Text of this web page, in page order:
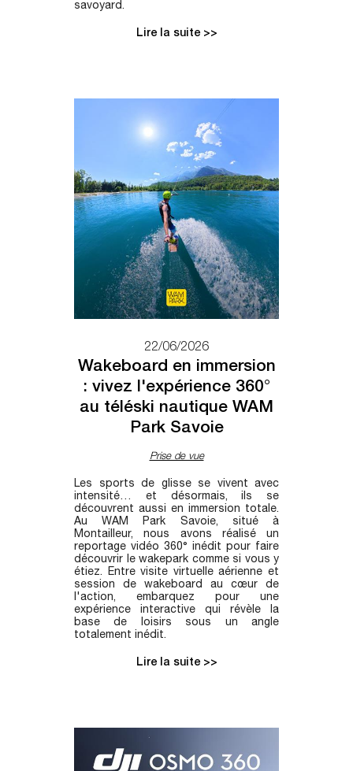
savoyard.
Lire la suite >>
22/06/2026
Wakeboard en immersion
: vivez l'expérience 360°
au téléski nautique WAM
Park Savoie
Prise de vue
Les sports de glisse se vivent avec
intensité… et désormais, ils se
découvrent aussi en immersion totale.
Au WAM Park Savoie, situé à
Montailleur, nous avons réalisé un
reportage vidéo 360° inédit pour faire
découvrir le wakepark comme si vous y
étiez. Entre visite virtuelle aérienne et
session de wakeboard au cœur de
l'action, embarquez pour une
expérience interactive qui révèle la
base de loisirs sous un angle
totalement inédit.
Lire la suite >>